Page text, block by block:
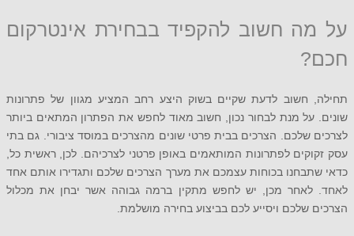
חשוב להקפיד בבחירת אינטרקום
חשוב לדעת שקיים בשוק היצע רחב המציע מגוון של פתרונות
על מנת לבחור נכון, חשוב מאוד לחפש את הפתרון המתאים ביותר
שלכם. הצרכים בבית פרטי שונים מהצרכים במוסד ציבורי. גם בתי
לפתרונות המותאמים באופן פרטני לצרכיהם. לכן, ראשית כל,
בכוחות עצמכם את מערך הצרכים שלכם ותגדירו אותם אחד
מכן, יש לחפש מתקין ברמה גבוהה אשר יבחן את מכלול
שלכם ויסייע לכם בביצוע בחירה מושלמת.